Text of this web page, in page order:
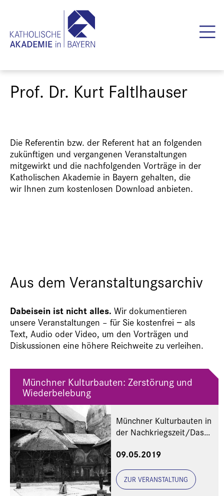
Prof. Dr. Kurt Faltlhauser
Die Referentin bzw. der Referent hat an folgenden
zukünftigen und vergangenen Veranstaltungen
mitgewirkt und die nachfolgenden Vorträge in der
Katholischen Akademie in Bayern gehalten, die
wir Ihnen zum kostenlosen Download anbieten.
Aus dem Veranstaltungsarchiv
Dabeisein ist nicht alles. Wir dokumentieren
unsere Veranstaltungen – für Sie kostenfrei − als
Text, Audio oder Video, um den Vorträgen und
Diskussionen eine höhere Reichweite zu verleihen.
Münchner Kulturbauten: Zerstörung und
Wiederbelebung
Münchner Kulturbauten in
der Nachkriegszeit/Das
der Residenz mit
Notdächern. Copyright:
Bayerische
Schlösserverwaltung,
09.05.2019
ZUR VERANSTALTUNG